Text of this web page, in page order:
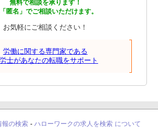
無料で相談を承ります！
匿名」でご相談いただけます。
お気軽にご相談ください！
労働に関する専門家である
士があなたの転職をサポート
報の検索- ハローワークの求人を検索 について